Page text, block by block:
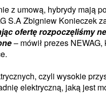
z umową, hybrydy mają
S.A Zbigniew Konieczek
ofertę rozpoczęliśmy
– mówił prezes NEWAG,
czyli wysokie
elektryczną, jaką jest